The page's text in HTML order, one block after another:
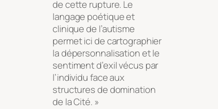
de cette rupture. Le
langage poétique et
clinique de l’autisme
permet ici de cartographier
la dépersonnalisation et le
sentiment d’exil vécus par
l’individu face aux
structures de domination
de la Cité. »